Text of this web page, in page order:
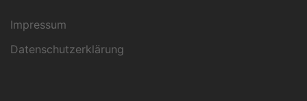
Impressum
Datenschutzerklärung